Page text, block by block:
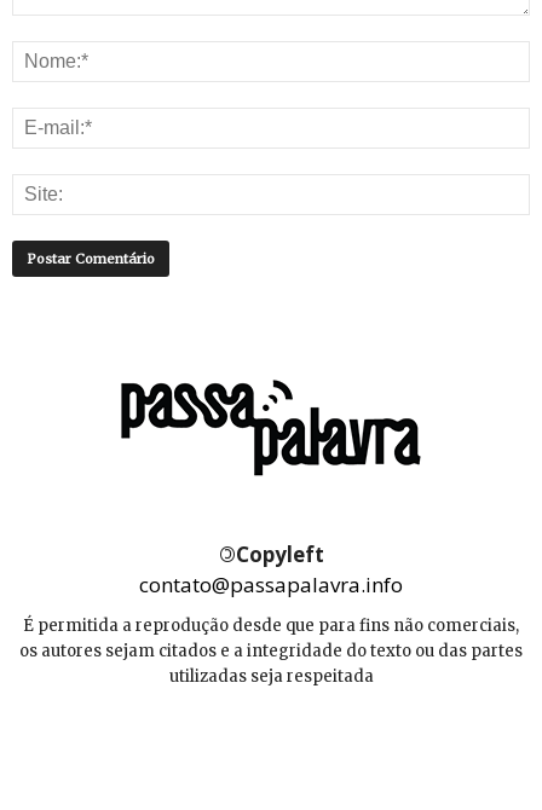
©Copyleft
contato@passapalavra.info
É permitida a reprodução desde que para fins não comerciais,
os autores sejam citados e a integridade do texto ou das partes
utilizadas seja respeitada